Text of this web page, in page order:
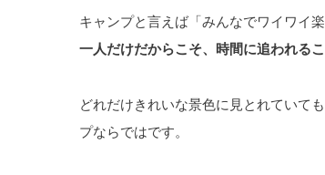
キャンプと言えば「みんなでワイワイ
一人だけだからこそ、時間に追われる
どれだけきれいな景色に見とれていて
プならではです。